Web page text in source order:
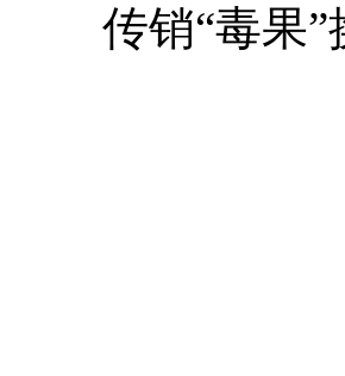
传销“毒果”